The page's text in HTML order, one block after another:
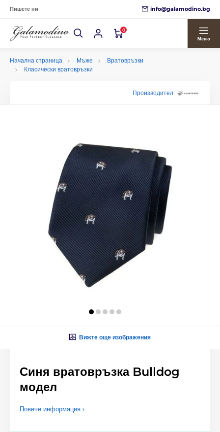
Пишете ни info@galamodino.bg
0
Меню
Начална страница Мъже
Вратовръзки
Класически вратовръзки
Производител
Вижте още изображения
Синя вратовръзка Bulldog
модел
Повече информация ›